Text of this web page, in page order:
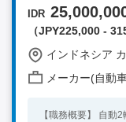
IDR
（JPY225,000 -
インドネシア
メーカー(自動
【職務概要】 自動